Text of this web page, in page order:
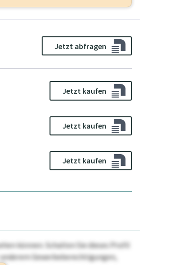
Jetzt abfragen
Jetzt kaufen
Jetzt kaufen
Jetzt kaufen
können. Schalten Sie dieses Profil
Gewerbeberechtigungen,